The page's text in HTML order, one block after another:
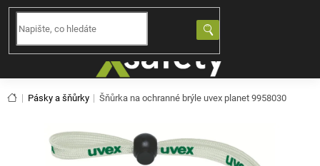
Přejít
obsah
Domů
Pásky a šňůrky Šňůrka na ochranné brýle uvex planet 9958030